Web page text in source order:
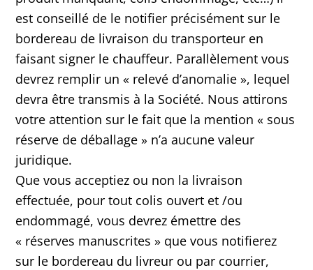
est conseillé de le notifier précisément sur le
bordereau de livraison du transporteur en
faisant signer le chauffeur. Parallèlement vous
devrez remplir un « relevé d’anomalie », lequel
devra être transmis à la Société. Nous attirons
votre attention sur le fait que la mention « sous
réserve de déballage » n’a aucune valeur
juridique.
Que vous acceptiez ou non la livraison
effectuée, pour tout colis ouvert et /ou
endommagé, vous devrez émettre des
« réserves manuscrites » que vous notifierez
sur le bordereau du livreur ou par courrier,